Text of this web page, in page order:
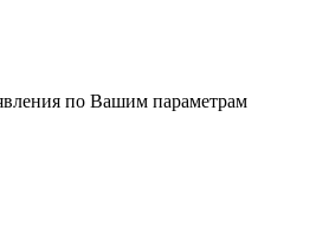
по Вашим параметрам